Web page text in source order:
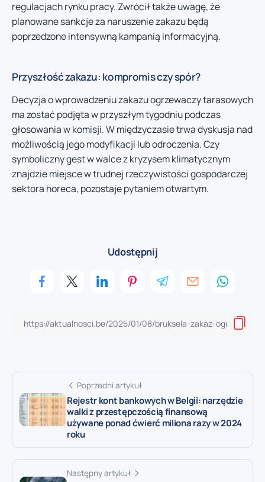
regulacjach rynku pracy. Zwrócił także uwagę, że
planowane sankcje za naruszenie zakazu będą
poprzedzone intensywną kampanią informacyjną.
Przyszłość zakazu: kompromis czy spór?
Decyzja o wprowadzeniu zakazu ogrzewaczy tarasowych
ma zostać podjęta w przyszłym tygodniu podczas
głosowania w komisji. W międzyczasie trwa dyskusja nad
możliwością jego modyfikacji lub odroczenia. Czy
symboliczny gest w walce z kryzysem klimatycznym
znajdzie miejsce w trudnej rzeczywistości gospodarczej
sektora horeca, pozostaje pytaniem otwartym.
Udostępnij
Poprzedni artykuł
Rejestr kont bankowych w Belgii: narzędzie
walki z przestępczością finansową
używane ponad ćwierć miliona razy w 2024
roku
Następny artykuł